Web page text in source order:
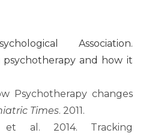
Association.
and how it
Psychotherapy changes
Times. 2011.
et al. 2014. Tracking